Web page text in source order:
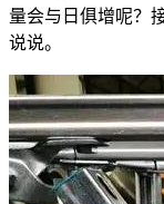
量会与日俱增呢？
说说。